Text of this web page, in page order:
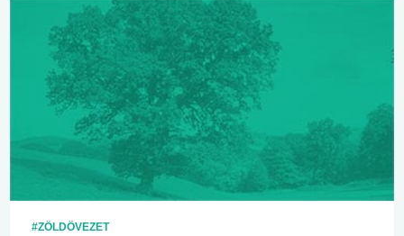
#ZÖLDÖVEZET